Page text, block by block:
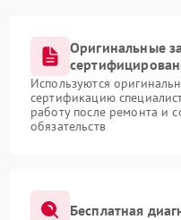
Оригинальные
Используются
сертификацию
работу после ремонта и
обязательств
Бесплатная